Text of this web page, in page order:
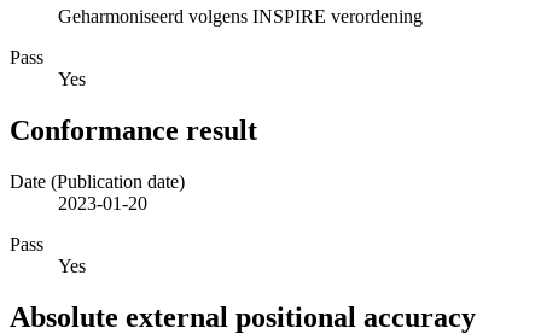
Geharmoniseerd volgens INSPIRE verordening
Pass
Yes
Conformance result
Date (Publication date)
2023-01-20
Pass
Yes
Absolute external positional accuracy